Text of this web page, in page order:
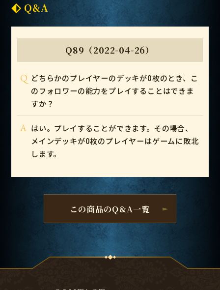
Q&A
Q89（2022-04-26）
Q どちらかのプレイヤーのデッキが0枚のとき、こ
のフォロワーの能力をプレイすることはできま
すか？
A はい。プレイすることができます。その場合、
メインデッキが0枚のプレイヤーはゲームに敗北
します。
この商品のQ&A一覧